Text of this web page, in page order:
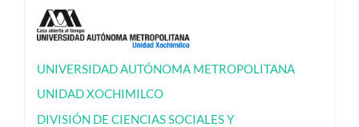
UNIVERSIDAD AUTÓNOMA METROPOLITANA
UNIDAD XOCHIMILCO
DIVISIÓN DE CIENCIAS SOCIALES Y